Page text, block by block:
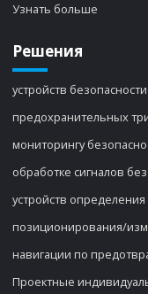
Узнать больше
Решения
устройств
предохранительных
мониторингу
обработке сигналов
устройств определения
позиционирования/
навигации по
Проектные